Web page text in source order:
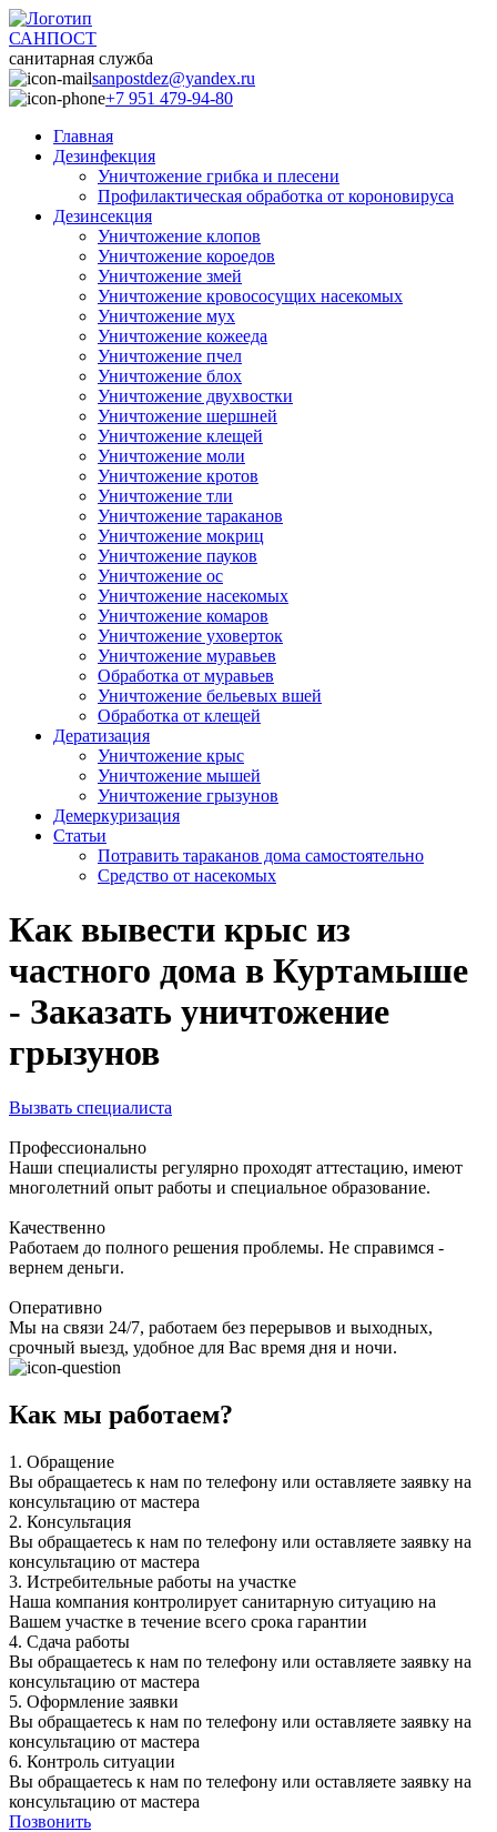
САНПОСТ
санитарная служба
sanpostdez@yandex.ru
+7 951 479-94-80
Главная
Дезинфекция
Уничтожение грибка и плесени
Профилактическая обработка от короновируса
Дезинсекция
Уничтожение клопов
Уничтожение короедов
Уничтожение змей
Уничтожение кровососущих насекомых
Уничтожение мух
Уничтожение кожееда
Уничтожение пчел
Уничтожение блох
Уничтожение двухвостки
Уничтожение шершней
Уничтожение клещей
Уничтожение моли
Уничтожение кротов
Уничтожение тли
Уничтожение тараканов
Уничтожение мокриц
Уничтожение пауков
Уничтожение ос
Уничтожение насекомых
Уничтожение комаров
Уничтожение уховерток
Уничтожение муравьев
Обработка от муравьев
Уничтожение бельевых вшей
Обработка от клещей
Дератизация
Уничтожение крыс
Уничтожение мышей
Уничтожение грызунов
Демеркуризация
Статьи
Потравить тараканов дома самостоятельно
Средство от насекомых
Как вывести крыс из
частного дома в Куртамыше
- Заказать уничтожение
грызунов
Вызвать специалиста
Профессионально
Наши специалисты регулярно проходят аттестацию, имеют
многолетний опыт работы и специальное образование.
Качественно
Работаем до полного решения проблемы. Не справимся -
вернем деньги.
Оперативно
Мы на связи 24/7, работаем без перерывов и выходных,
срочный выезд, удобное для Вас время дня и ночи.
Как мы работаем?
1. Обращение
Вы обращаетесь к нам по телефону или оставляете заявку на
консультацию от мастера
2. Консультация
Вы обращаетесь к нам по телефону или оставляете заявку на
консультацию от мастера
3. Истребительные работы на участке
Наша компания контролирует санитарную ситуацию на
Вашем участке в течение всего срока гарантии
4. Сдача работы
Вы обращаетесь к нам по телефону или оставляете заявку на
консультацию от мастера
5. Оформление заявки
Вы обращаетесь к нам по телефону или оставляете заявку на
консультацию от мастера
6. Контроль ситуации
Вы обращаетесь к нам по телефону или оставляете заявку на
консультацию от мастера
Позвонить